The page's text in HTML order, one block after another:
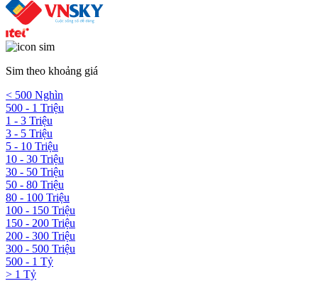
Sim theo khoảng giá
< 500 Nghìn
500 - 1 Triệu
1 - 3 Triệu
3 - 5 Triệu
5 - 10 Triệu
10 - 30 Triệu
30 - 50 Triệu
50 - 80 Triệu
80 - 100 Triệu
100 - 150 Triệu
150 - 200 Triệu
200 - 300 Triệu
300 - 500 Triệu
500 - 1 Tỷ
> 1 Tỷ